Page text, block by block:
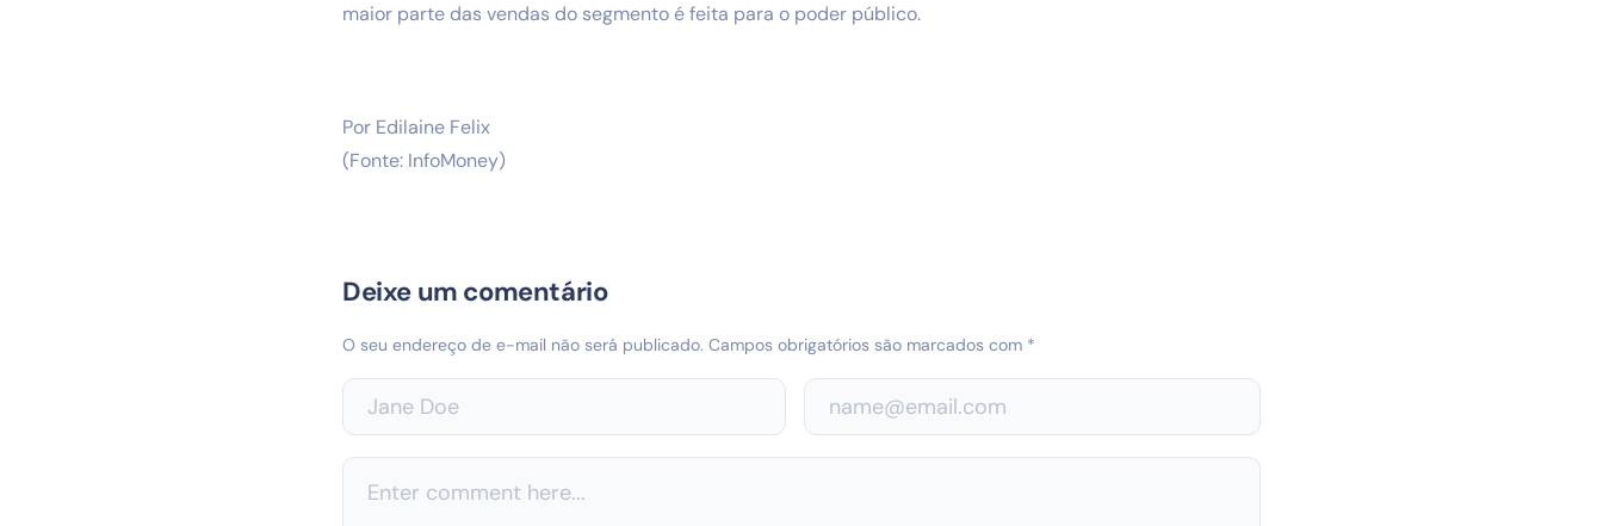
maior parte das vendas do segmento é feita para o poder público.
Por Edilaine Felix
(Fonte: InfoMoney)
Deixe um comentário
O seu endereço de e-mail não será publicado. Campos obrigatórios são marcados com *